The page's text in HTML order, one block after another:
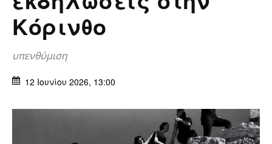
Κόρινθο
υπενθύμιση
12 Ιουνίου 2026, 13:00